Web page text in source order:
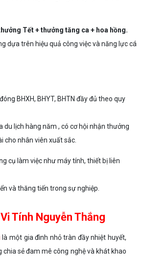
Tết + thưởng tăng ca + hoa hồng.
dựa trên hiệu quả công việc và năng lực cá
BHXH, BHYT, BHTN đầy đủ theo quy
du lịch hàng năm , có cơ hội nhận thưởng
cho nhân viên xuất sắc.
cụ làm việc như máy tính, thiết bị liên
và thăng tiến trong sự nghiệp.
Tính Nguyễn Thắng
là một gia đình nhỏ tràn đầy nhiệt huyết,
sẻ đam mê công nghệ và khát khao